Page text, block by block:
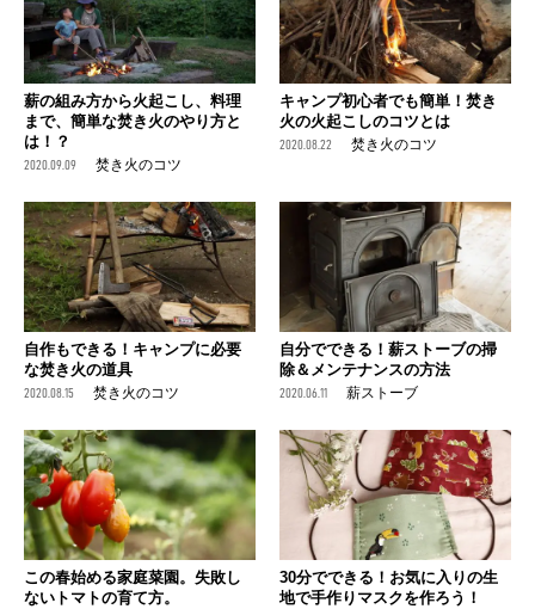
薪の組み方から火起こし、料理
まで、簡単な焚き火のやり方と
は！？
2020.09.09 焚き火のコツ
キャンプ初心者でも簡単！焚き
火の火起こしのコツとは
2020.08.22 焚き火のコツ
自作もできる！キャンプに必要
な焚き火の道具
2020.08.15 焚き火のコツ
自分でできる！薪ストーブの掃
除＆メンテナンスの方法
2020.06.11 薪ストーブ
この春始める家庭菜園。失敗し
ないトマトの育て方。
30分でできる！お気に入りの生
地で手作りマスクを作ろう！